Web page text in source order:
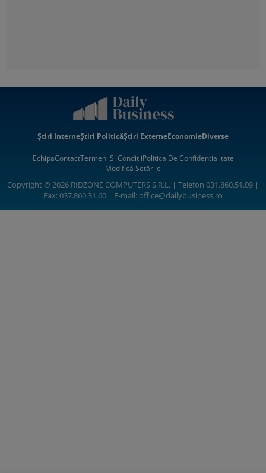
Știri InterneȘtiri PoliticăȘtiri ExterneEconomieDiverse
EchipaContactTermeni Si CondițiiPolitica De Confidentialitate
Modifică Setările
Copyright © 2026 RIDZONE COMPUTERS S.R.L. | Telefon 031.860.51.09 |
Fax: 037.860.31.60 | E-mail:office@dailybusiness.ro